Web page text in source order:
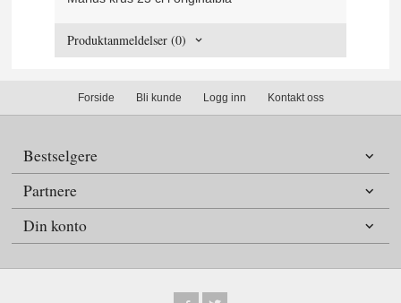
Produktanmeldelser (0)
Forside Bli kunde Logg inn Kontakt oss
Bestselgere
Partnere
Din konto